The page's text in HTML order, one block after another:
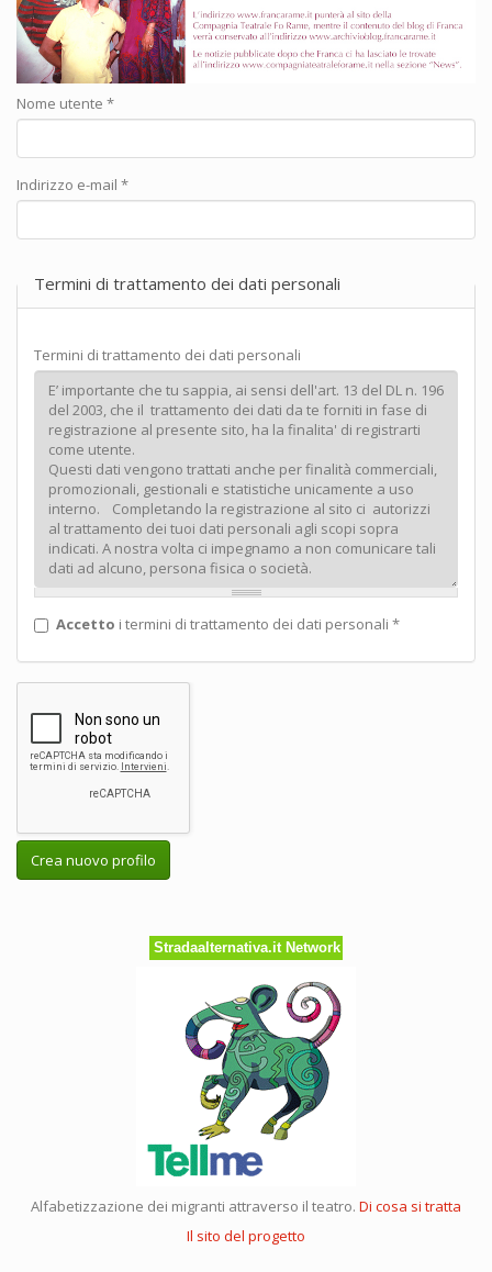
Nome utente *
Indirizzo e-mail *
Termini di trattamento dei dati personali
Termini di trattamento dei dati personali
Accetto i termini di trattamento dei dati personali *
Crea nuovo profilo
Stradaalternativa.it Network
Alfabetizzazione dei migranti attraverso il teatro. Di cosa si tratta
Il sito del progetto